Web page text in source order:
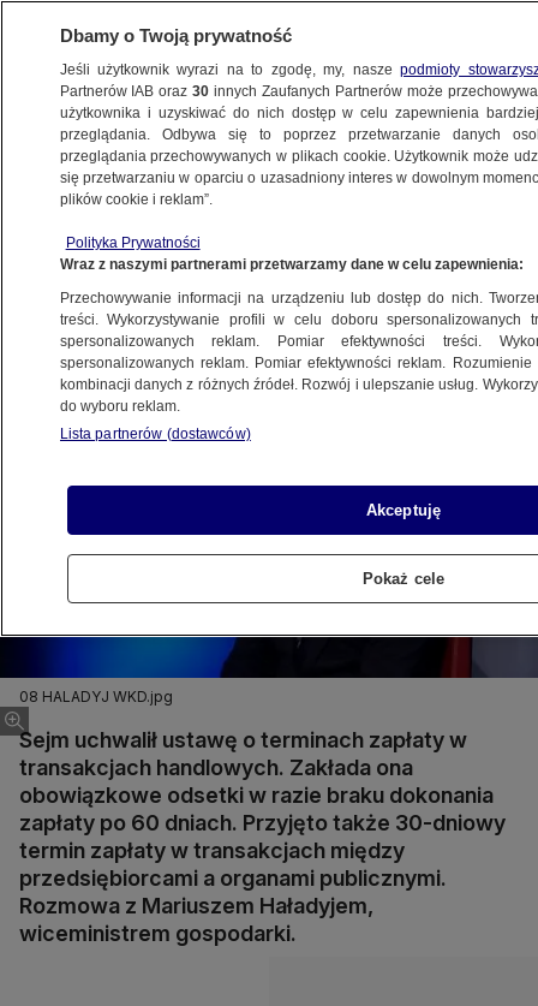
BIZNES
Z KRAJU
8.02.2013, 20:24
Udostępnij
08 HALADYJ WKD.jpg
Sejm uchwalił ustawę o terminach zapłaty w
transakcjach handlowych. Zakłada ona
obowiązkowe odsetki w razie braku dokonania
zapłaty po 60 dniach. Przyjęto także 30-dniowy
termin zapłaty w transakcjach między
przedsiębiorcami a organami publicznymi.
Rozmowa z Mariuszem Haładyjem,
wiceministrem gospodarki.
Dbamy o Twoją prywatność
Jeśli użytkownik wyrazi na to zgodę, my, naszepodmioty
Partnerów IAB oraz30 innych Zaufanych Partnerów może
użytkownika i uzyskiwać do nich dostęp w celu zapewnienia
przeglądania. Odbywa się to poprzez przetwarzanie danych
przeglądania przechowywanych w plikach cookie. Użytkownik może
się przetwarzaniu w oparciu o uzasadniony interes w dowolnym
plików cookie i reklam”.
Polityka Prywatności
Wraz z naszymi partnerami przetwarzamy dane w celu zapewnienia:
Przechowywanie informacji na urządzeniu lub dostęp do nich.
treści. Wykorzystywanie profili w celu doboru spersonalizowanych
spersonalizowanych reklam. Pomiar efektywności treści.
spersonalizowanych reklam. Pomiar efektywności reklam.
kombinacji danych z różnych źródeł. Rozwój i ulepszanie usług.
do wyboru reklam.
Lista partnerów (dostawców)
Akceptuję
Pokaż cele